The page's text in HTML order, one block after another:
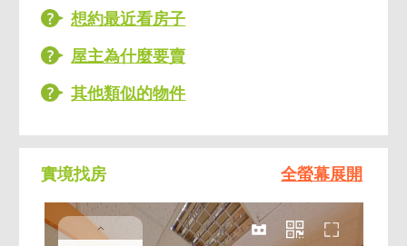
想約最近看房子
屋主為什麼要賣
其他類似的物件
實境找房 全螢幕展開